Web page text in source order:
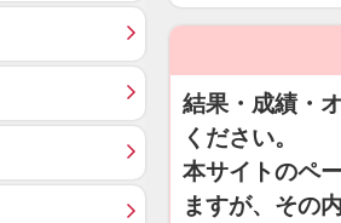
結果・成績・
ください。
本サイトのペ
ますが、その